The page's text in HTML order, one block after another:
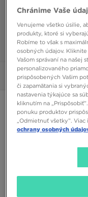
NIKE DUNK LOW
90,00 €
Chránime Vaše
Venujeme všetko úsilie,
produkty, ktoré si
Robíme to však s
osobných údajov.
Vašom správaní na našej
personalizovaného
prispôsobených Vašim
či zapamätania si
nastavenia týkajúce sa
kliknutím na
ponuku produktov
„Odmietnuť všetky”.
ochrany osobných